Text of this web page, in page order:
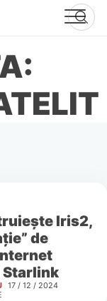
Iris2,
de
Starlink
17 / 12 / 2024